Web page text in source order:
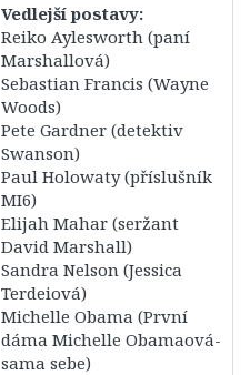
Vedlejší postavy:
Reiko Aylesworth (paní
Marshallová)
Sebastian Francis (Wayne
Woods)
Pete Gardner (detektiv
Swanson)
Paul Holowaty (příslušník
MI6)
Elijah Mahar (seržant
David Marshall)
Sandra Nelson (Jessica
Terdeiová)
Michelle Obama (První
dáma Michelle Obamaová-
sama sebe)